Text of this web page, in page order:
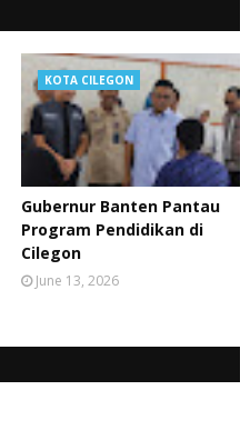
KOTA CILEGON
Gubernur Banten Pantau
Program Pendidikan di
Cilegon
June 13, 2026